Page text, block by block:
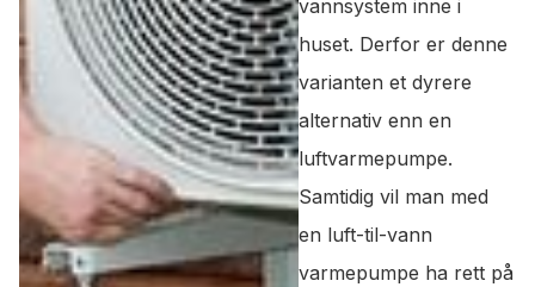
vannsystem inne i
huset. Derfor er denne
varianten et dyrere
alternativ enn en
luftvarmepumpe.
Samtidig vil man med
en luft-til-vann
varmepumpe ha rett på